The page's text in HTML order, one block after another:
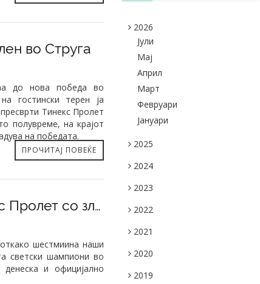
во Струга
до нова победа во
гостински терен ја
Тинекс Пролет
полувреме, на крајот
на победата.
ПРОЧИТАЈ ПОВЕЌЕ
Шест ракометари на Тинекс Пролет со златни медал од СП во училишен ракомет
шестмиина наши
светски шампиони во
и официјално
2026
Јули
Maj
Април
Март
Февруари
Јануари
2025
2024
2023
2022
2021
2020
2019